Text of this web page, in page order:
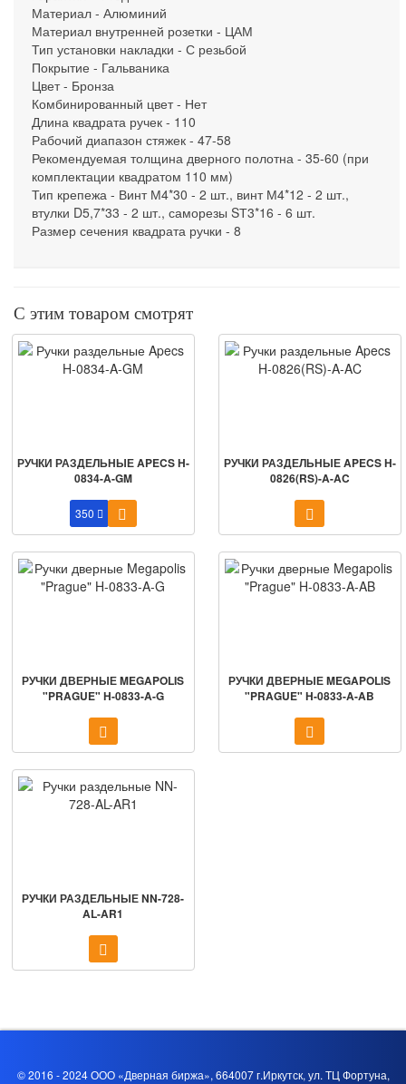
Материал - Алюминий
Материал внутренней розетки - ЦАМ
Тип установки накладки - С резьбой
Покрытие - Гальваника
Цвет - Бронза
Комбинированный цвет - Нет
Длина квадрата ручек - 110
Рабочий диапазон стяжек - 47-58
Рекомендуемая толщина дверного полотна - 35-60 (при
комплектации квадратом 110 мм)
Тип крепежа - Винт М4*30 - 2 шт., винт М4*12 - 2 шт.,
втулки D5,7*33 - 2 шт., саморезы SТ3*16 - 6 шт.
Размер сечения квадрата ручки - 8
С этим товаром смотрят
РУЧКИ РАЗДЕЛЬНЫЕ APECS H-
0834-A-GM
350
РУЧКИ РАЗДЕЛЬНЫЕ APECS H-
0826(RS)-A-AC
РУЧКИ ДВЕРНЫЕ MEGAPOLIS
"PRAGUE" H-0833-A-G
РУЧКИ ДВЕРНЫЕ MEGAPOLIS
"PRAGUE" H-0833-A-AB
РУЧКИ РАЗДЕЛЬНЫЕ NN-728-
AL-AR1
© 2016 - 2024 ООО «Дверная биржа», 664007 г.Иркутск, ул. ТЦ Фортуна,